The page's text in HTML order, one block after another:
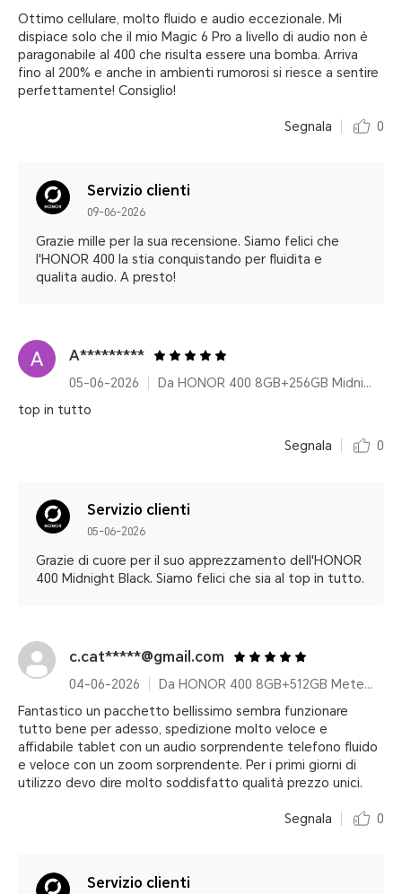
Ottimo cellulare, molto fluido e audio eccezionale. Mi
dispiace solo che il mio Magic 6 Pro a livello di audio non è
paragonabile al 400 che risulta essere una bomba. Arriva
fino al 200% e anche in ambienti rumorosi si riesce a sentire
perfettamente! Consiglio!
Segnala 0
Servizio clienti
09-06-2026
Grazie mille per la sua recensione. Siamo felici che
l'HONOR 400 la stia conquistando per fluidita e
qualita audio. A presto!
A*********
05-06-2026
Da HONOR 400 8GB+256GB Midnight Black
top in tutto
Segnala 0
Servizio clienti
05-06-2026
Grazie di cuore per il suo apprezzamento dell'HONOR
400 Midnight Black. Siamo felici che sia al top in tutto.
c.cat*****@gmail.com
04-06-2026
Da HONOR 400 8GB+512GB Meteor Silver Pacchetto
Fantastico un pacchetto bellissimo sembra funzionare
tutto bene per adesso, spedizione molto veloce e
affidabile tablet con un audio sorprendente telefono fluido
e veloce con un zoom sorprendente. Per i primi giorni di
utilizzo devo dire molto soddisfatto qualità prezzo unici.
Segnala 0
Servizio clienti